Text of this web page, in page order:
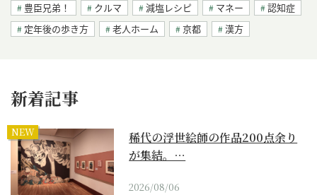
豊臣兄弟！ クルマ 減塩レシピ マネー
認知症
定年後の歩き方
老人ホーム 京都 漢方
新着記事
NEW
稀代の浮世絵師の作品200点余り
が集結。…
2026/08/06